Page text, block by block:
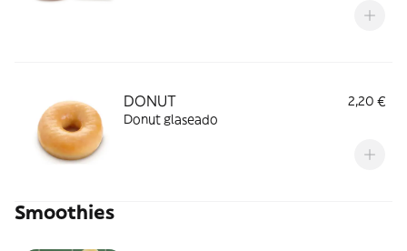
DONUT
2,20 €
Donut glaseado
Smoothies